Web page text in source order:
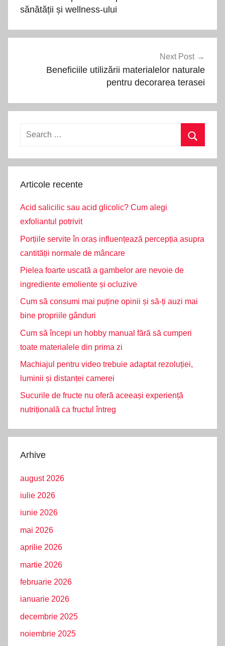
articole
sănătății și wellness-ului
Next Post
Beneficiile utilizării materialelor naturale
pentru decorarea terasei
Search
Articole recente
Acid salicilic sau acid glicolic? Cum alegi
exfoliantul potrivit
Porțiile servite în oraș influențează percepția asupra
cantității normale de mâncare
Pielea foarte uscată a gambelor are nevoie de
ingrediente emoliente și ocluzive
Cum să consumi mai puține opinii și să-ți auzi mai
bine propriile gânduri
Cum să începi un hobby manual fără să cumperi
toate materialele din prima zi
Machiajul pentru video trebuie adaptat rezoluției,
luminii și distanței camerei
Sucurile de fructe nu oferă aceeași experiență
nutrițională ca fructul întreg
Arhive
august 2026
iulie 2026
iunie 2026
mai 2026
aprilie 2026
martie 2026
februarie 2026
ianuarie 2026
decembrie 2025
noiembrie 2025